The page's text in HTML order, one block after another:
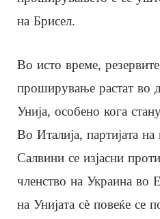
на Брисел.
Во исто време,
проширување растат во
Унија, особено кога
Во Италија, партијата
Салвини се изјасни
членство на Украина во
на Унијата сè повеќе се